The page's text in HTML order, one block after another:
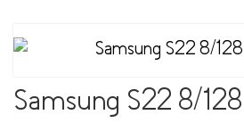
Samsung S22 8/